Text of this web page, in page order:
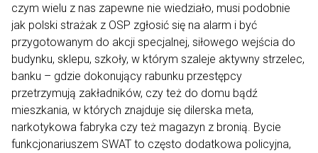
czym wielu z nas zapewne nie wiedziało, musi podobnie
jak polski strażak z OSP zgłosić się na alarm i być
przygotowanym do akcji specjalnej, siłowego wejścia do
budynku, sklepu, szkoły, w którym szaleje aktywny strzelec,
banku – gdzie dokonujący rabunku przestępcy
przetrzymują zakładników, czy też do domu bądź
mieszkania, w których znajduje się dilerska meta,
narkotykowa fabryka czy też magazyn z bronią. Bycie
funkcjonariuszem SWAT to często dodatkowa policyjna,